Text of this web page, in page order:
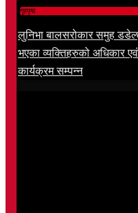
गृहपृष्ठ
लुनिभा बालसरोकार समुह
भएका व्यक्तिहरुको अधिकार
कार्यक्रम सम्पन्न